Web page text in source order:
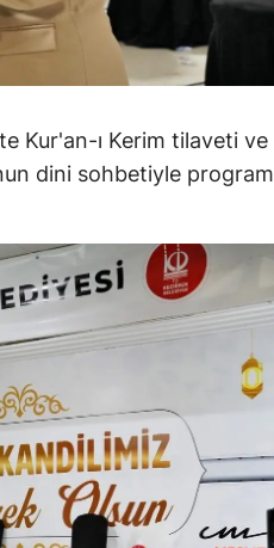
Kur'an-ı Kerim tilaveti ve
dini sohbetiyle program